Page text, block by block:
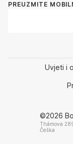
PREUZMITE
Uvjeti i
©2026
Thámova
Češka